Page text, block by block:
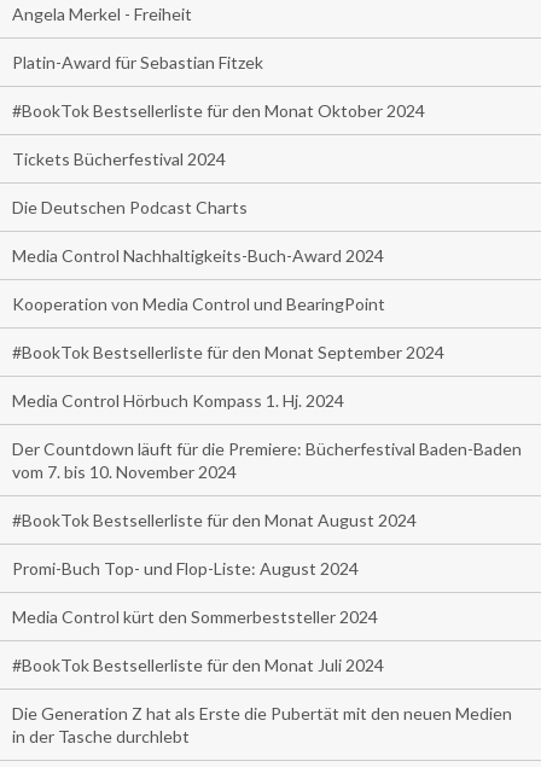
Angela Merkel - Freiheit
Platin-Award für Sebastian Fitzek
#BookTok Bestsellerliste für den Monat Oktober 2024
Tickets Bücherfestival 2024
Die Deutschen Podcast Charts
Media Control Nachhaltigkeits-Buch-Award 2024
Kooperation von Media Control und BearingPoint
#BookTok Bestsellerliste für den Monat September 2024
Media Control Hörbuch Kompass 1. Hj. 2024
Der Countdown läuft für die Premiere: Bücherfestival Baden-Baden
vom 7. bis 10. November 2024
#BookTok Bestsellerliste für den Monat August 2024
Promi-Buch Top- und Flop-Liste: August 2024
Media Control kürt den Sommerbeststeller 2024
#BookTok Bestsellerliste für den Monat Juli 2024
Die Generation Z hat als Erste die Pubertät mit den neuen Medien
in der Tasche durchlebt